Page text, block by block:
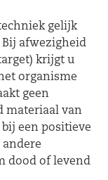
gelijk
Bij afwezigheid
krijgt u
organisme
geen
materiaal van
een positieve
dood of levend